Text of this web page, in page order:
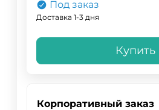
Под заказ
Доставка 1-3 дня
Купить
Корпоративный заказ